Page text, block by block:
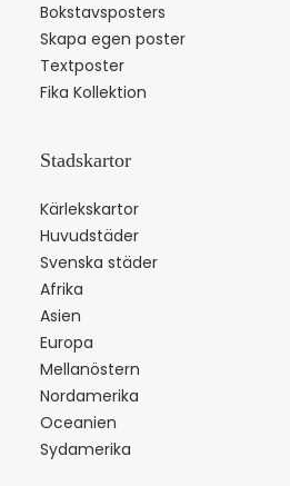
Bokstavsposters
Skapa egen poster
Textposter
Fika Kollektion
Stadskartor
Kärlekskartor
Huvudstäder
Svenska städer
Afrika
Asien
Europa
Mellanöstern
Nordamerika
Oceanien
Sydamerika